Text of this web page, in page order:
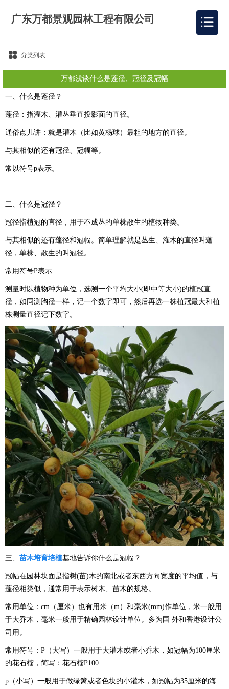
广东万都景观园林工程有限公司
分类列表
万都浅谈什么是蓬径、冠径及冠幅
一、什么是蓬径？
蓬径：指灌木、灌丛垂直投影面的直径。
通俗点儿讲：就是灌木（比如黄杨球）最粗的地方的直径。
与其相似的还有冠径、冠幅等。
常以符号p表示。
二、什么是冠径？
冠径指植冠的直径，用于不成丛的单株散生的植物种类。
与其相似的还有蓬径和冠幅。简单理解就是丛生、灌木的直径叫蓬
径，单株、散生的叫冠径。
常用符号P表示
测量时以植物种为单位，选测一个平均大小(即中等大小)的植冠直
径，如同测胸径一样，记一个数字即可，然后再选一株植冠最大和植
株测量直径记下数字。
三、 苗木培育培植基地告诉你什么是冠幅？
冠幅在园林块面是指树(苗)木的南北或者东西方向宽度的平均值，与
蓬径相类似，通常用于表示树木、苗木的规格。
常用单位：cm（厘米）也有用米（m）和毫米(mm)作单位，米一般用
于大乔木，毫米一般用于精确园林设计单位。多为国 外和香港设计公
司用。
常用符号：P（大写）一般用于大灌木或者小乔木，如冠幅为100厘米
的花石榴，简写：花石榴P100
p（小写）一般用于做绿篱或者色块的小灌木，如冠幅为35厘米的海